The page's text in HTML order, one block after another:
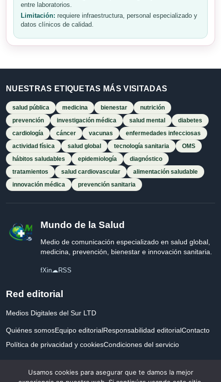
entre laboratorios.
Limitación: requiere infraestructura, personal especializado y
datos clínicos de calidad.
NUESTRAS ETIQUETAS MÁS VISITADAS
salud pública medicina bienestar
nutrición
prevención
investigación médica salud mental
diabetes
cardiología
cáncer vacunas
enfermedades infecciosas
actividad física
salud global tecnología sanitaria
OMS
hábitos saludables
epidemiología
diagnóstico
tratamientos
salud cardiovascular
alimentación saludable
innovación médica
prevención sanitaria
Mundo de la Salud
Medio de comunicación especializado en salud global,
medicina, prevención, bienestar e innovación sanitaria.
fXin☁RSS
Red editorial
Medios Digitales del Sur LTD
Quiénes somosEquipo editorialResponsabilidad editorialContacto
Política de privacidad y cookiesCondiciones del servicio
Usamos cookies para asegurar que te damos la mejor